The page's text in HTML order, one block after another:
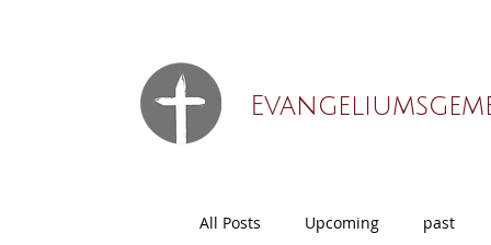
All Posts Upcoming past